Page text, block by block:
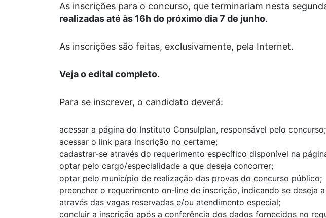
As inscrições para o concurso, que terminariam nesta
realizadas até às 16h do próximo dia 7 de junho.
As inscrições são feitas, exclusivamente, pela Internet.
Veja o edital completo.
Para se inscrever, o candidato deverá:
acessar a página do Instituto Consulplan, responsável pelo concurso;
acessar o link para inscrição no certame;
cadastrar-se através do requerimento específico disponível na
optar pelo cargo/especialidade a que deseja concorrer;
optar pelo município de realização das provas do concurso público;
preencher o requerimento on-line de inscrição, indicando se deseja
através das vagas reservadas e/ou atendimento especial;
concluir a inscrição após a conferência dos dados fornecidos no